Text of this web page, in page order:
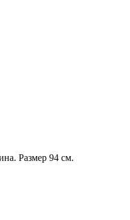
Размер 94 см.